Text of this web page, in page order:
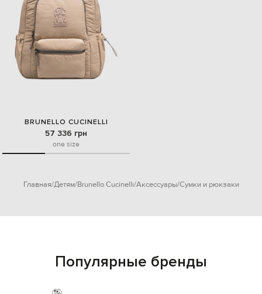
BRUNELLO CUCINELLI
57 336 грн
one size
Главная Детям Brunello Cucinelli Аксессуары Сумки и рюкзаки
Популярные бренды